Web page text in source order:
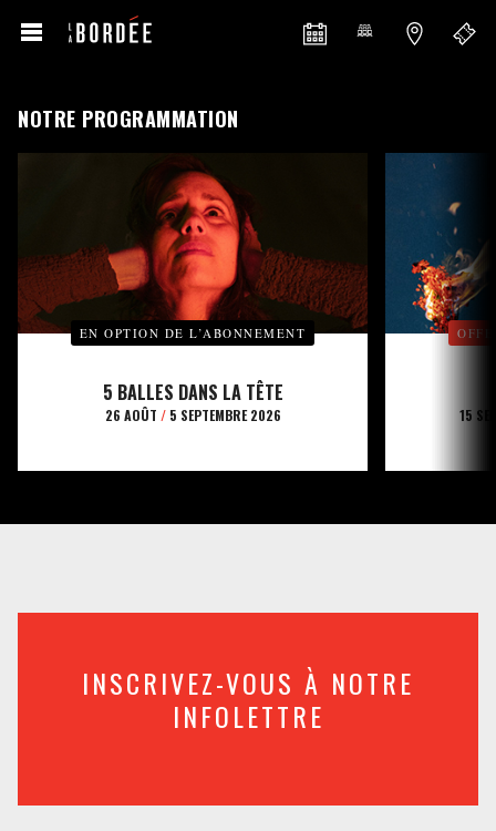
NOTRE PROGRAMMATION
EN OPTION DE L’ABONNEMENT
5 BALLES DANS LA TÊTE
26 AOÛT /5 SEPTEMBRE 2026 15
INSCRIVEZ-VOUS À NOTRE
INFOLETTRE